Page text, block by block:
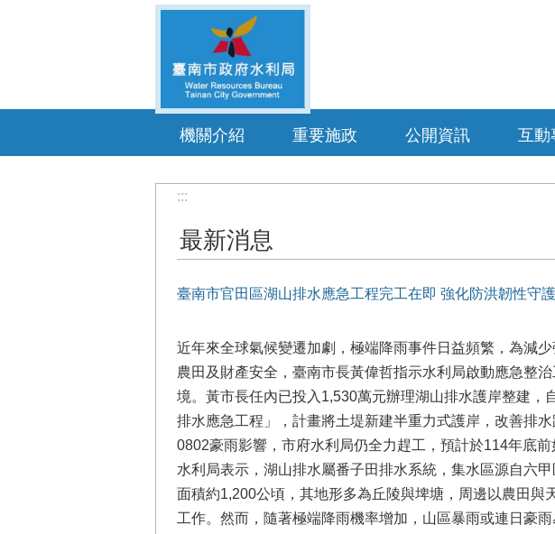
機關介紹 重要施政 公開資訊 互動
:::
最新消息
臺南市官田區湖山排水應急工程完工在即 強化防洪韌性守
近年來全球氣候變遷加劇，極端降雨事件日益頻繁，為減
農田及財產安全，臺南市長黃偉哲指示水利局啟動應急整
境。黃市長任內已投入1,530萬元辦理湖山排水護岸整建
排水應急工程」，計畫將土堤新建半重力式護岸，改善排
0802豪雨影響，市府水利局仍全力趕工，預計於114年底
水利局表示，湖山排水屬番子田排水系統，集水區源自六
面積約1,200公頃，其地形多為丘陵與埤塘，周邊以農田
工作。然而，隨著極端降雨機率增加，山區暴雨或連日豪